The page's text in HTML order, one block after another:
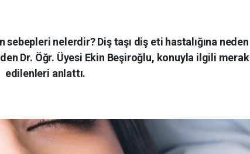
sebepleri nelerdir? Diş taşı diş eti hastalığına neden
Dr. Öğr. Üyesi Ekin Beşiroğlu, konuyla ilgili merak
edilenleri anlattı.